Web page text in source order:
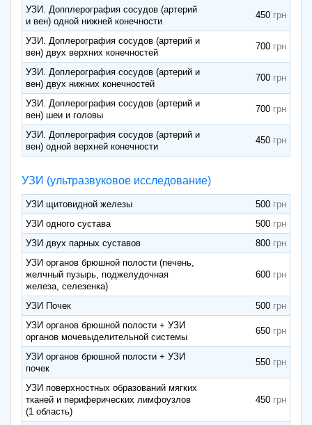
УЗИ. Допплерография сосудов (артерий
и вен) одной нижней конечности
450
УЗИ. Доплерография сосудов (артерий и
вен) двух верхних конечностей
700
УЗИ. Доплерография сосудов (артерий и
вен) двух нижних конечностей
700
УЗИ. Доплерография сосудов (артерий и
вен) шеи и головы
700
УЗИ. Доплерография сосудов (артерий и
вен) одной верхней конечности
450
УЗИ (ультразвуковое исследование)
УЗИ щитовидной железы
500
УЗИ одного сустава
500
УЗИ двух парных суставов
800
УЗИ органов брюшной полости (печень,
желчный пузырь, поджелудочная
железа, селезенка)
600
УЗИ Почек
500
УЗИ органов брюшной полости + УЗИ
органов мочевыделительной системы
650
УЗИ органов брюшной полости + УЗИ
почек
550
УЗИ поверхностных образований мягких
тканей и периферических лимфоузлов
(1 область)
450